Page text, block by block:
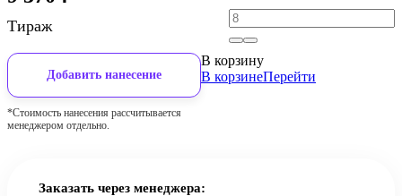
Тираж
Добавить нанесение
*Стоимость нанесения рассчитывается
менеджером отдельно.
В корзину
В корзинеПерейти
Заказать через менеджера: